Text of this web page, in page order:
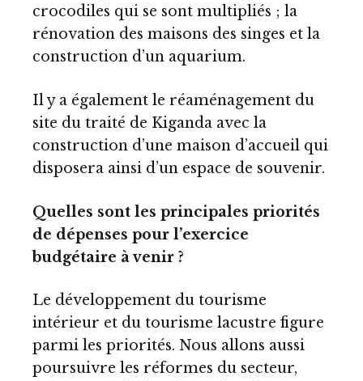
crocodiles qui se sont multipliés ; la
rénovation des maisons des singes et la
construction d’un aquarium.
Il y a également le réaménagement du
site du traité de Kiganda avec la
construction d’une maison d’accueil qui
disposera ainsi d’un espace de souvenir.
Quelles sont les principales priorités
de dépenses pour l’exercice
budgétaire à venir ?
Le développement du tourisme
intérieur et du tourisme lacustre figure
parmi les priorités. Nous allons aussi
poursuivre les réformes du secteur,